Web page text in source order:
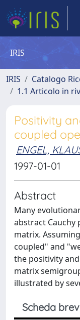
IRIS
IRIS Catalogo
1.1 Articolo in
Positivity
coupled
ENGEL,
1997-01-01
Abstract
Many
abstract
matrix.
coupled" and
the positivity
matrix
illustrated by
Scheda